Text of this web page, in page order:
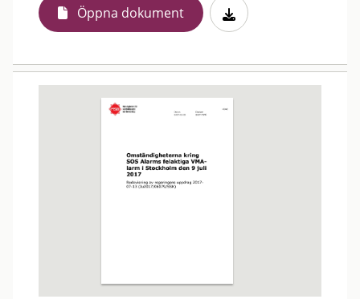
Öppna dokument